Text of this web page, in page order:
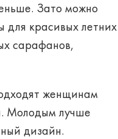
Зато можно
для красивых летних
сарафанов,
женщинам
Молодым лучше
дизайн.